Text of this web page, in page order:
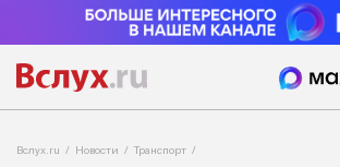
Вслух.ru Новости Транспорт